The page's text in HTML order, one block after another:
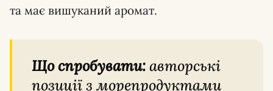
та має вишуканий аромат.
Що спробувати:авторські
позиції з морепродуктами